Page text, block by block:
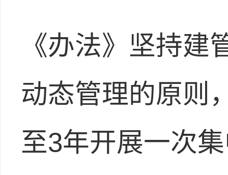
《办法》坚持
动态管理的原则
至3年开展一次